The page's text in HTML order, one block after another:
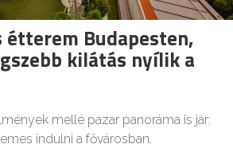
étterem Budapesten,
kilátás nyílik a
mellé pazar panoráma is jár:
indulni a fővárosban.